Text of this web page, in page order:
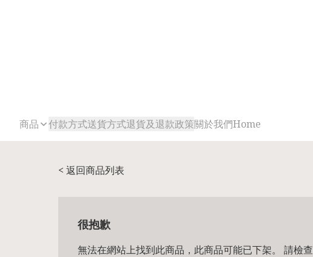
商品 付款方式送貨方式退貨及退款政策關於我們Home
< 返回商品列表
很抱歉
無法在網站上找到此商品，此商品可能已下架。 請檢